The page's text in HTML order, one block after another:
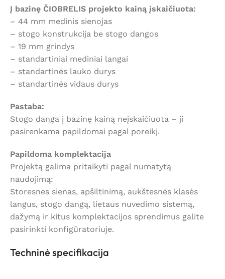
Į bazinę ČIOBRELIS projekto kainą įskaičiuota:
– 44 mm medinis sienojas
– stogo konstrukcija be stogo dangos
– 19 mm grindys
– standartiniai mediniai langai
– standartinės lauko durys
– standartinės vidaus durys
Pastaba:
Stogo danga į bazinę kainą neįskaičiuota – ji
pasirenkama papildomai pagal poreikį.
Papildoma komplektacija
Projektą galima pritaikyti pagal numatytą
naudojimą:
Storesnes sienas, apšiltinimą, aukštesnės klasės
langus, stogo dangą, lietaus nuvedimo sistemą,
dažymą ir kitus komplektacijos sprendimus galite
pasirinkti konfigūratoriuje.
Techninė specifikacija